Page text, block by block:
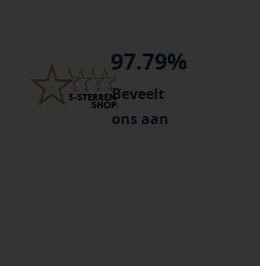
97.79%
Beveelt
ons aan